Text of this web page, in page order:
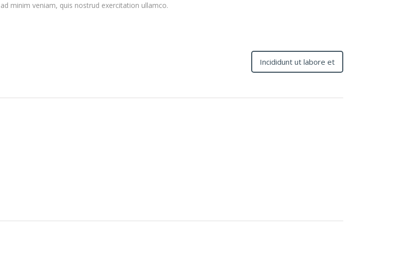
minim veniam, quis nostrud exercitation ullamco.
Incididunt ut labore et